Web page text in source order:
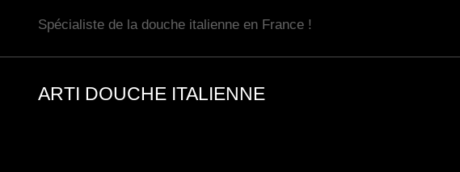
Spécialiste de la douche italienne en France !
ARTI DOUCHE ITALIENNE